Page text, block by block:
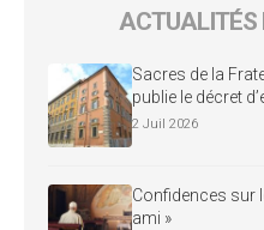
ACTUALITÉS
Sacres de la
publie le décret
2 Juil 2026
Confidences sur
ami »